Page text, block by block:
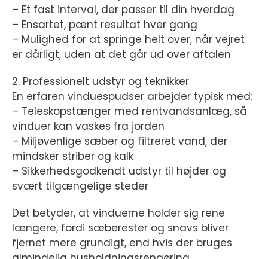
– Et fast interval, der passer til din hverdag
– Ensartet, pænt resultat hver gang
– Mulighed for at springe helt over, når vejret
er dårligt, uden at det går ud over aftalen
2. Professionelt udstyr og teknikker
En erfaren vinduespudser arbejder typisk med:
– Teleskopstænger med rentvandsanlæg, så
vinduer kan vaskes fra jorden
– Miljøvenlige sæber og filtreret vand, der
mindsker striber og kalk
– Sikkerhedsgodkendt udstyr til højder og
svært tilgængelige steder
Det betyder, at vinduerne holder sig rene
længere, fordi sæberester og snavs bliver
fjernet mere grundigt, end hvis der bruges